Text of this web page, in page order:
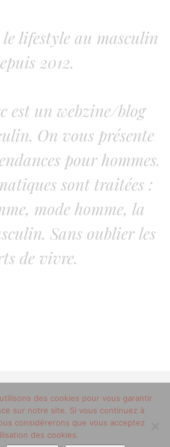
le lifestyle au masculin
2012.
est un webzine/blog
On vous présente
pour hommes.
sont traitées :
mode homme, la
Sans oublier les
de vivre.
trucsdemec.fr - blog lifestyle
Tous droits réservés
Mentions Légales
des cookies pour vous garantir
sur notre site. Si vous continuez à
considérerons que vous acceptez
des cookies.